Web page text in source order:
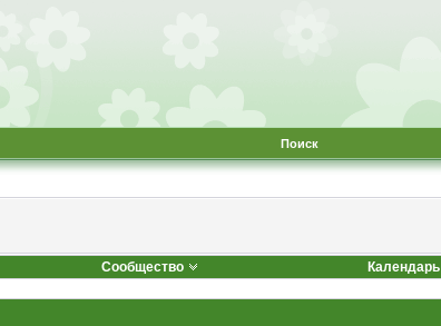
Поиск
Сообщество Календарь